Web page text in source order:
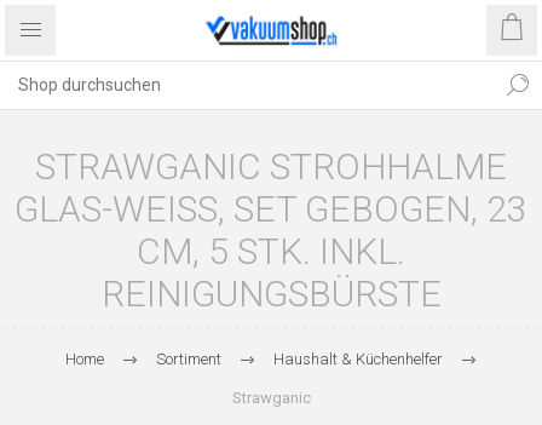
STRAWGANIC STROHHALME
GLAS-WEISS, SET GEBOGEN, 23
CM, 5 STK. INKL.
REINIGUNGSBÜRSTE
Home Sortiment Haushalt & Küchenhelfer
Strawganic